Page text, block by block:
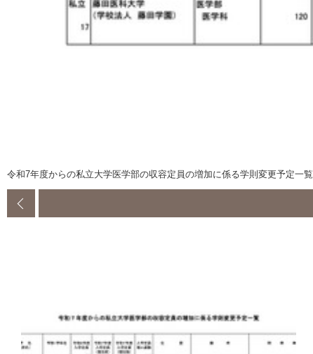
令和7年度からの私立大学医学部の収容定員の増加に係る学則変更予定一覧